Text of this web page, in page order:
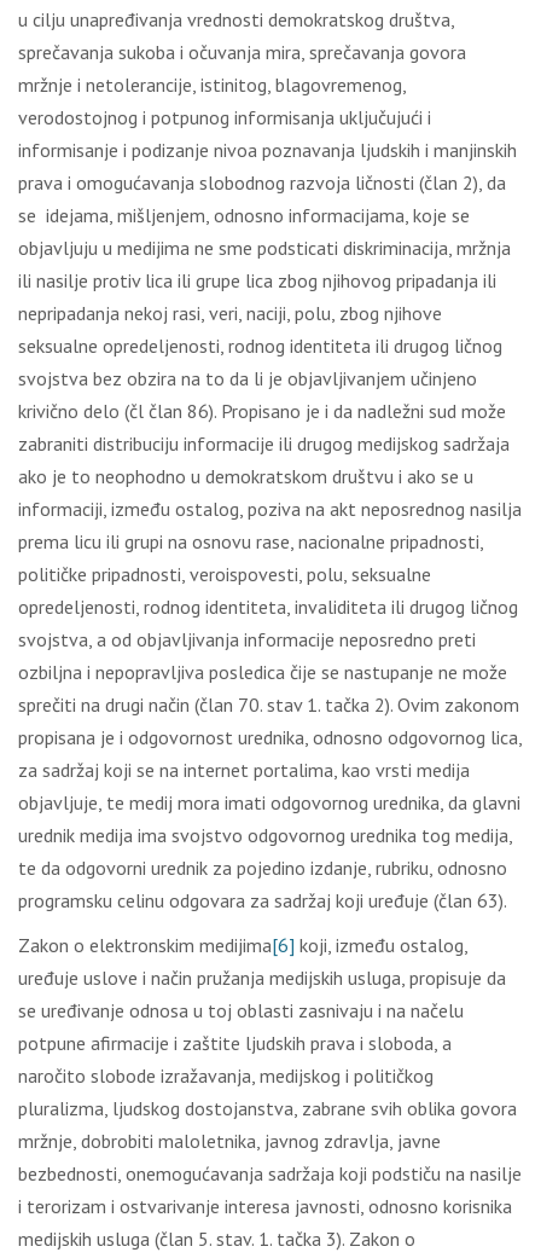
u cilju unapređivanja vrednosti demokratskog društva,
sprečavanja sukoba i očuvanja mira, sprečavanja govora
mržnje i netolerancije, istinitog, blagovremenog,
verodostojnog i potpunog informisanja uključujući i
informisanje i podizanje nivoa poznavanja ljudskih i manjinskih
prava i omogućavanja slobodnog razvoja ličnosti (član 2), da
se idejama, mišljenjem, odnosno informacijama, koje se
objavljuju u medijima ne sme podsticati diskriminacija, mržnja
ili nasilje protiv lica ili grupe lica zbog njihovog pripadanja ili
nepripadanja nekoj rasi, veri, naciji, polu, zbog njihove
seksualne opredeljenosti, rodnog identiteta ili drugog ličnog
svojstva bez obzira na to da li je objavljivanjem učinjeno
krivično delo (čl član 86). Propisano je i da nadležni sud može
zabraniti distribuciju informacije ili drugog medijskog sadržaja
ako je to neophodno u demokratskom društvu i ako se u
informaciji, između ostalog, poziva na akt neposrednog nasilja
prema licu ili grupi na osnovu rase, nacionalne pripadnosti,
političke pripadnosti, veroispovesti, polu, seksualne
opredeljenosti, rodnog identiteta, invaliditeta ili drugog ličnog
svojstva, a od objavljivanja informacije neposredno preti
ozbiljna i nepopravljiva posledica čije se nastupanje ne može
sprečiti na drugi način (član 70. stav 1. tačka 2). Ovim zakonom
propisana je i odgovornost urednika, odnosno odgovornog lica,
za sadržaj koji se na internet portalima, kao vrsti medija
objavljuje, te medij mora imati odgovornog urednika, da glavni
urednik medija ima svojstvo odgovornog urednika tog medija,
te da odgovorni urednik za pojedino izdanje, rubriku, odnosno
programsku celinu odgovara za sadržaj koji uređuje (član 63).
Zakon o elektronskim medijima[6] koji, između ostalog,
uređuje uslove i način pružanja medijskih usluga, propisuje da
se uređivanje odnosa u toj oblasti zasnivaju i na načelu
potpune afirmacije i zaštite ljudskih prava i sloboda, a
naročito slobode izražavanja, medijskog i političkog
pluralizma, ljudskog dostojanstva, zabrane svih oblika govora
mržnje, dobrobiti maloletnika, javnog zdravlja, javne
bezbednosti, onemogućavanja sadržaja koji podstiču na nasilje
i terorizam i ostvarivanje interesa javnosti, odnosno korisnika
medijskih usluga (član 5. stav. 1. tačka 3). Zakon o